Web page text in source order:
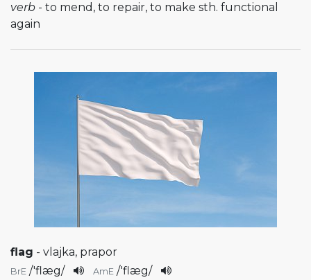
verb - to mend, to repair, to make sth. functional
again
flag - vlajka, prapor
BrE /'flæg/ AmE /'flæg/